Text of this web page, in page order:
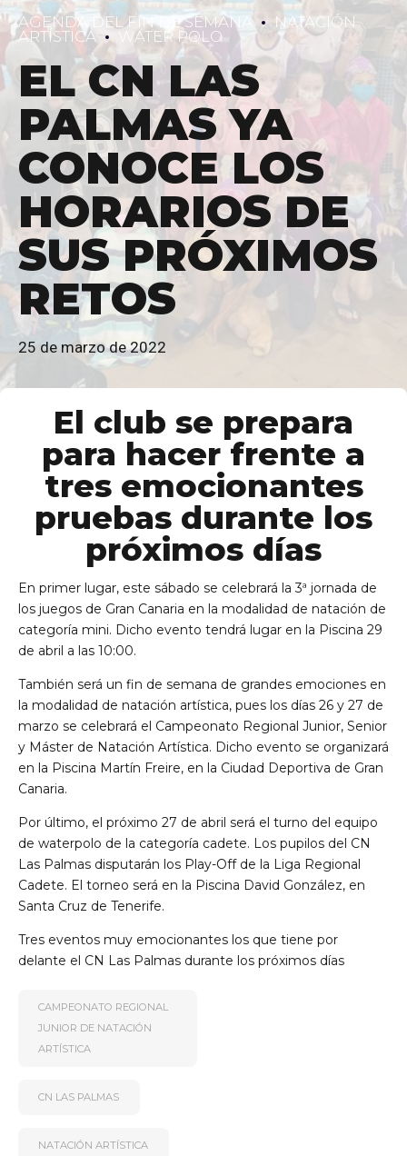
AGENDA DEL FIN DE SEMANA
NATACIÓN
ARTÍSTICA
WATER POLO
EL CN LAS
PALMAS YA
CONOCE LOS
HORARIOS DE
SUS PRÓXIMOS
RETOS
25 de marzo de 2022
El club se prepara
para hacer frente a
tres emocionantes
pruebas durante los
próximos días
En primer lugar, este sábado se celebrará la 3ª jornada de
los juegos de Gran Canaria en la modalidad de natación de
categoría mini. Dicho evento tendrá lugar en la Piscina 29
de abril a las 10:00.
También será un fin de semana de grandes emociones en
la modalidad de natación artística, pues los días 26 y 27 de
marzo se celebrará el Campeonato Regional Junior, Senior
y Máster de Natación Artística. Dicho evento se organizará
en la Piscina Martín Freire, en la Ciudad Deportiva de Gran
Canaria.
Por último, el próximo 27 de abril será el turno del equipo
de waterpolo de la categoría cadete. Los pupilos del CN
Las Palmas disputarán los Play-Off de la Liga Regional
Cadete. El torneo será en la Piscina David González, en
Santa Cruz de Tenerife.
Tres eventos muy emocionantes los que tiene por
delante el CN Las Palmas durante los próximos días
CAMPEONATO REGIONAL
JUNIOR DE NATACIÓN
ARTÍSTICA
CN LAS PALMAS
NATACIÓN ARTÍSTICA